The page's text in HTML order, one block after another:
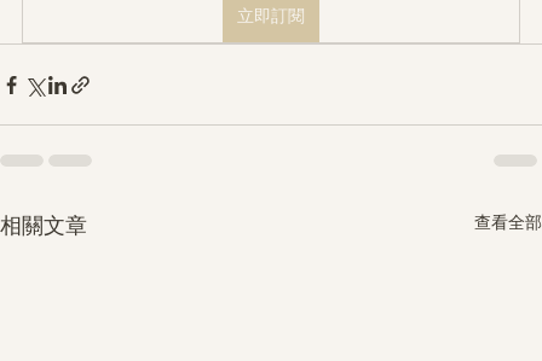
立即訂閱
相關文章 查看全部